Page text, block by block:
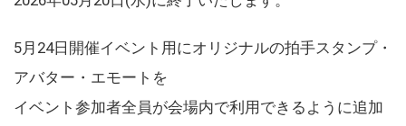
5月24日開催イベント用にオリジナルの拍手スタンプ・
アバター・エモートを
イベント参加者全員が会場内で利用できるように追加